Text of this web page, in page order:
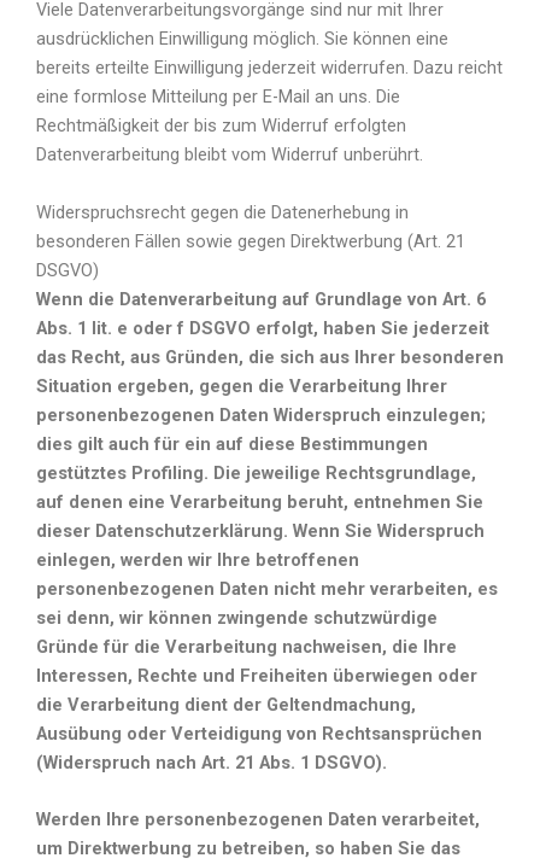
Viele Datenverarbeitungsvorgänge sind nur mit Ihrer
ausdrücklichen Einwilligung möglich. Sie können eine
bereits erteilte Einwilligung jederzeit widerrufen. Dazu reicht
eine formlose Mitteilung per E-Mail an uns. Die
Rechtmäßigkeit der bis zum Widerruf erfolgten
Datenverarbeitung bleibt vom Widerruf unberührt.
Widerspruchsrecht gegen die Datenerhebung in
besonderen Fällen sowie gegen Direktwerbung (Art. 21
DSGVO)
Wenn die Datenverarbeitung auf Grundlage von Art. 6
Abs. 1 lit. e oder f DSGVO erfolgt, haben Sie jederzeit
das Recht, aus Gründen, die sich aus Ihrer besonderen
Situation ergeben, gegen die Verarbeitung Ihrer
personenbezogenen Daten Widerspruch einzulegen;
dies gilt auch für ein auf diese Bestimmungen
gestütztes Profiling. Die jeweilige Rechtsgrundlage,
auf denen eine Verarbeitung beruht, entnehmen Sie
dieser Datenschutzerklärung. Wenn Sie Widerspruch
einlegen, werden wir Ihre betroffenen
personenbezogenen Daten nicht mehr verarbeiten, es
sei denn, wir können zwingende schutzwürdige
Gründe für die Verarbeitung nachweisen, die Ihre
Interessen, Rechte und Freiheiten überwiegen oder
die Verarbeitung dient der Geltendmachung,
Ausübung oder Verteidigung von Rechtsansprüchen
(Widerspruch nach Art. 21 Abs. 1 DSGVO).
Werden Ihre personenbezogenen Daten verarbeitet,
um Direktwerbung zu betreiben, so haben Sie das